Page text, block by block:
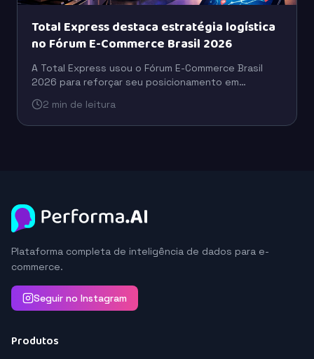
Total Express destaca estratégia logística
no Fórum E-Commerce Brasil 2026
A Total Express usou o Fórum E-Commerce Brasil
2026 para reforçar seu posicionamento em
escala e suporte ao varejo digital.
2 min de leitura
Plataforma completa de inteligência de dados para e-
commerce.
Seguir no Instagram
Produtos